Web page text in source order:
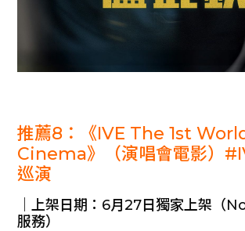
推薦8：《IVE The 1st
Cinema》（演唱會電影）
巡演
｜上架日期：6月27日獨家上架（
服務）